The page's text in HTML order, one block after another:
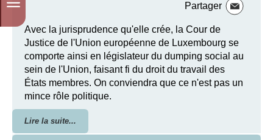
Partager
Avec la jurisprudence qu'elle crée, la Cour de
Justice de l'Union européenne de Luxembourg se
comporte ainsi en législateur du dumping social au
sein de l'Union, faisant fi du droit du travail des
États membres. On conviendra que ce n'est pas un
mince rôle politique.
Lire la suite...